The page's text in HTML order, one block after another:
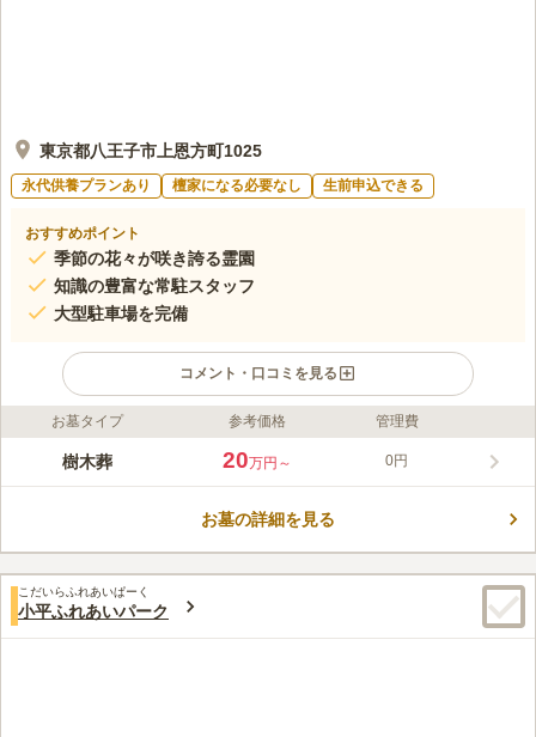
東京都八王子市上恩方町1025
永代供養プランあり 檀家になる必要なし 生前申込できる
おすすめポイント
季節の花々が咲き誇る霊園
知識の豊富な常駐スタッフ
大型駐車場を完備
コメント・口コミを見る
ライフドット編集部のコメント
西東京墓苑は、西東京バス「狐塚」バス停下車徒歩約12分、「
八王子西インター」から車で約10分の八王子市上恩方町にある墓
る墓苑です。大自然に囲まれたガーデニング墓苑は、知識の豊富
口コミ評価
みんなの評価
周辺環境について、食事など日常生活に不便なところであり良く
お墓タイプ 参考価格 管理費
樹木葬 20万円～ 0円
お墓の詳細を見る
こだいらふれあいぱーく
小平ふれあいパーク